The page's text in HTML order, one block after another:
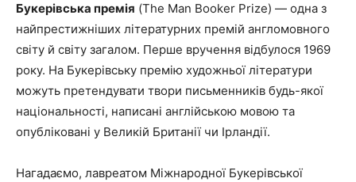
Букерівська премія (The Man Booker Prize) — одна з
найпрестижніших літературних премій англомовного
світу й світу загалом. Перше вручення відбулося 1969
року. На Букерівську премію художньої літератури
можуть претендувати твори письменників будь-якої
національності, написані англійською мовою та
опубліковані у Великій Британії чи Ірландії.
Нагадаємо, лавреатом Міжнародної Букерівської